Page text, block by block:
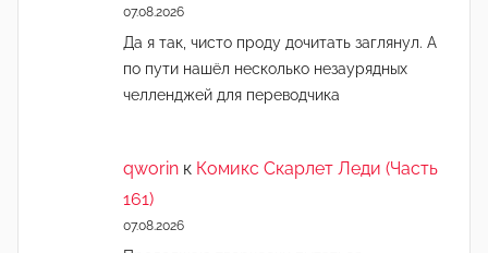
07.08.2026
Да я так, чисто проду дочитать заглянул. А
по пути нашёл несколько незаурядных
челленджей для переводчика
qworin к Комикс Скарлет Леди (Часть
161)
07.08.2026